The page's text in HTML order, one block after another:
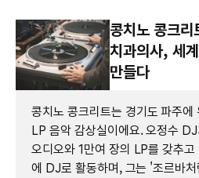
콩치노 콩크리
치과의사, 세
만들다
콩치노 콩크리트는 경기도 파주에
LP 음악 감상실이에요. 오정수
오디오와 1만여 장의 LP를 갖추고
에 DJ로 활동하며, 그는 '조르바